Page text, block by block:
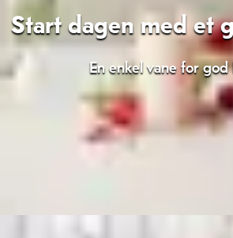
Start dagen med et
En enkel vane for god